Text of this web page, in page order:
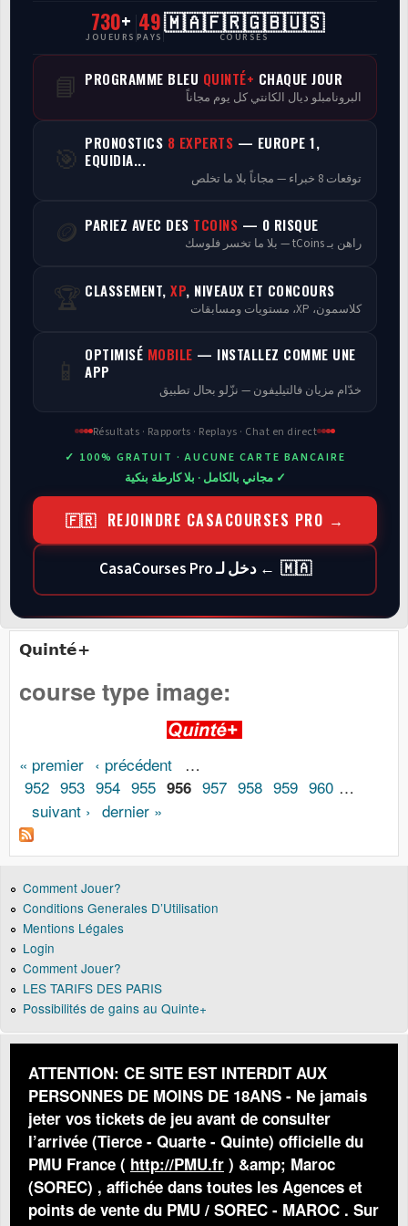
CasaCourses Pro
Resultats/Rapport CPCs
Discussion
Programmes
730+
JOUEURS
49
PAYS
🇲🇦🇫🇷🇬🇧🇺🇸
COURSES
📘 PROGRAMME BLEU QUINTÉ+ CHAQUE JOUR
البرونامبلو ديال الكانتي كل يوم مجاناً
🎯 PRONOSTICS 8 EXPERTS — EUROPE 1,
EQUIDIA...
توقعات 8 خبراء — مجاناً بلا ما تخلص
🪙 PARIEZ AVEC DES TCOINS — 0 RISQUE
راهن بـ tCoins — بلا ما تخسر فلوسك
🏆 CLASSEMENT, XP, NIVEAUX ET CONCOURS
كلاسمون، XP، مستويات ومسابقات
📱 OPTIMISÉ MOBILE — INSTALLEZ COMME UNE
APP
خدّام مزيان فالتيليفون — نزّلو بحال تطبيق
Résultats · Rapports · Replays · Chat en direct
✓ 100% GRATUIT · AUCUNE CARTE BANCAIRE
✓ مجاني بالكامل · بلا كارطة بنكية
🇫🇷 REJOINDRE CASACOURSES PRO →
🇲🇦 ← دخل لـ CasaCourses Pro
Quinté+
course type image:
Pages
« premier ‹ précédent
…
952 953 954 955 956 957 958 959 960 …
suivant › dernier »
Comment Jouer?
Conditions Generales D’Utilisation
Mentions Légales
Login
Comment Jouer?
LES TARIFS DES PARIS
Possibilités de gains au Quinte+
ATTENTION: CE SITE EST INTERDIT AUX
PERSONNES DE MOINS DE 18ANS - Ne jamais
jeter vos tickets de jeu avant de consulter
l’arrivée (Tierce - Quarte - Quinte) officielle du
PMU France ( http://PMU.fr ) &amp; Maroc
(SOREC) , affichée dans toutes les Agences et
points de vente du PMU / SOREC - MAROC . Sur